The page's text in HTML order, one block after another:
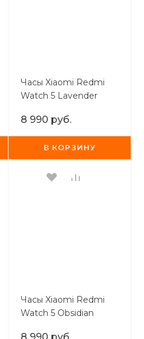
Часы Xiaomi Redmi
Watch 5 Lavender
8 990 руб.
В КОРЗИНУ
Часы Xiaomi Redmi
Watch 5 Obsidian